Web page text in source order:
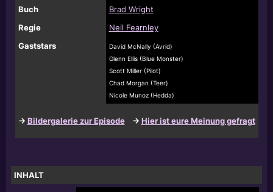
Buch
Brad Wright
Regie
Neil Fearnley
Gaststars
David McNally (Avrid)
Glenn Ellis (Blue Monster)
Scott Miller (Pilot)
Chad Morgan (Teer)
Nicole Munoz (Hedda)
-> Bildergalerie zur Episode -> Hier ist eure Meinung gefragt
INHALT